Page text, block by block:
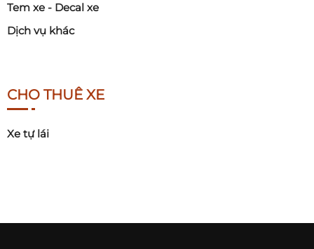
Tem xe - Decal xe
Dịch vụ khác
CHO THUÊ XE
Xe tự lái